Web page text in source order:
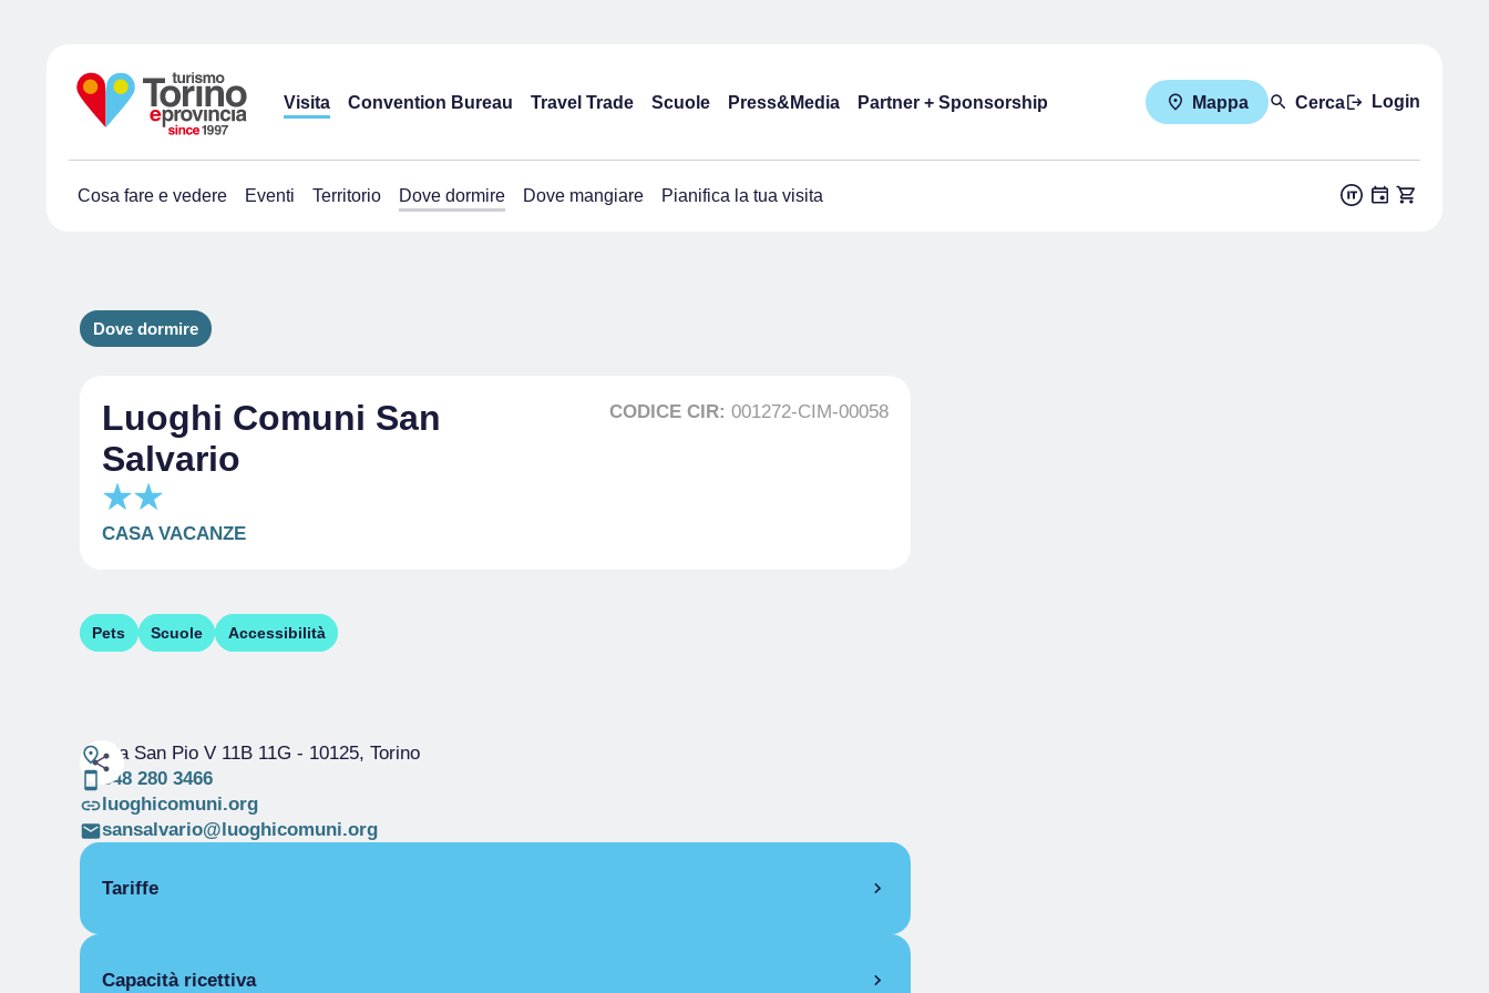
Visita Convention Bureau Travel Trade Scuole Press&Media Partner + Sponsorship Mappa Cerca Login
Cosa fare e vedere Eventi Territorio Dove dormire Dove mangiare Pianifica la tua visita
Dove dormire
Luoghi Comuni San
Salvario
CASA VACANZE
CODICE CIR: 001272-CIM-00058
Pets Scuole Accessibilità
Via San Pio V 11B 11G - 10125, Torino
348 280 3466
luoghicomuni.org
sansalvario@luoghicomuni.org
Tariffe
Stagione unica
Capacità ricettiva